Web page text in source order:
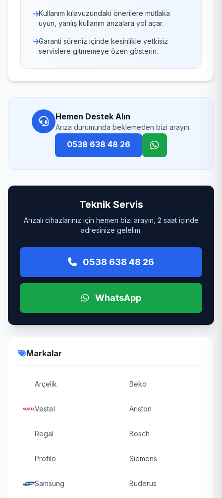
Kullanım kılavuzundaki önerilere mutlaka
uyun, yanlış kullanım arızalara yol açar.
Garanti süreniz içinde kesinlikle yetkisiz
servislere gitmemeye özen gösterin.
Hemen Destek Alın
Arıza durumunda beklemeden bizi arayın.
0538 638 48 26
Teknik Servis
Arızalı cihazlarınız için hemen bizi arayın, 2 saat içinde
adresinize gelelim.
0538 638 48 26
WhatsApp
Markalar
Arçelik Beko
Vestel Ariston
Regal Bosch
Profilo Siemens
Samsung Buderus